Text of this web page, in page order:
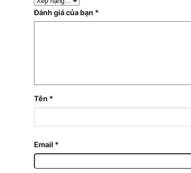
Đánh giá của bạn *
Tên *
Email *